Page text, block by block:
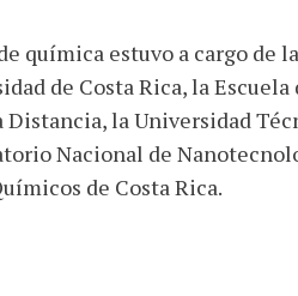
química estuvo a cargo de
de Costa Rica, la Escuela
Distancia, la Universidad
Nacional de
de Costa Rica.